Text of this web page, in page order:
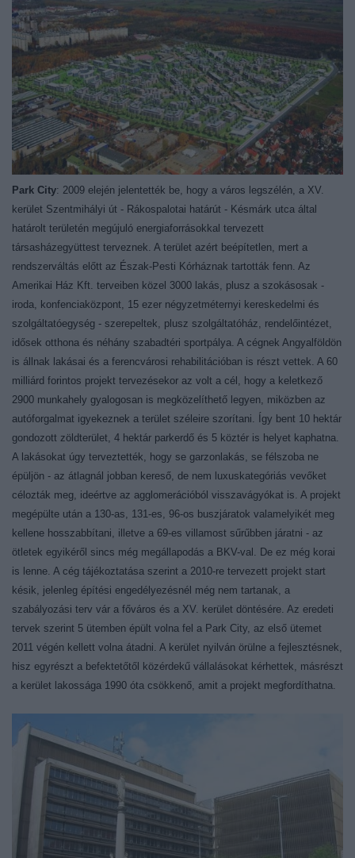
Park City: 2009 elején jelentették be, hogy a város legszélén, a XV.
kerület Szentmihályi út - Rákospalotai határút - Késmárk utca által
határolt területén megújuló energiaforrásokkal tervezett
társasházegyüttest terveznek. A terület azért beépítetlen, mert a
rendszerváltás előtt az Észak-Pesti Kórháznak tartották fenn. Az
Amerikai Ház Kft. terveiben közel 3000 lakás, plusz a szokásosak -
iroda, konfenciaközpont, 15 ezer négyzetméternyi kereskedelmi és
szolgáltatóegység - szerepeltek, plusz szolgáltatóház, rendelőintézet,
idősek otthona és néhány szabadtéri sportpálya. A cégnek Angyalföldön
is állnak lakásai és a ferencvárosi rehabilitációban is részt vettek. A 60
milliárd forintos projekt tervezésekor az volt a cél, hogy a keletkező
2900 munkahely gyalogosan is megközelíthető legyen, miközben az
autóforgalmat igyekeznek a terület széleire szorítani. Így bent 10 hektár
gondozott zöldterület, 4 hektár parkerdő és 5 köztér is helyet kaphatna.
A lakásokat úgy terveztették, hogy se garzonlakás, se félszoba ne
épüljön - az átlagnál jobban kereső, de nem luxuskategóriás vevőket
célozták meg, ideértve az agglomerációból visszavágyókat is. A projekt
megépülte után a 130-as, 131-es, 96-os buszjáratok valamelyikét meg
kellene hosszabbítani, illetve a 69-es villamost sűrűbben járatni - az
ötletek egyikéről sincs még megállapodás a BKV-val. De ez még korai
is lenne. A cég tájékoztatása szerint a 2010-re tervezett projekt start
késik, jelenleg építési engedélyezésnél még nem tartanak, a
szabályozási terv vár a főváros és a XV. kerület döntésére. Az eredeti
tervek szerint 5 ütemben épült volna fel a Park City, az első ütemet
2011 végén kellett volna átadni. A kerület nyilván örülne a fejlesztésnek,
hisz egyrészt a befektetőtől közérdekű vállalásokat kérhettek, másrészt
a kerület lakossága 1990 óta csökkenő, amit a projekt megfordíthatna.